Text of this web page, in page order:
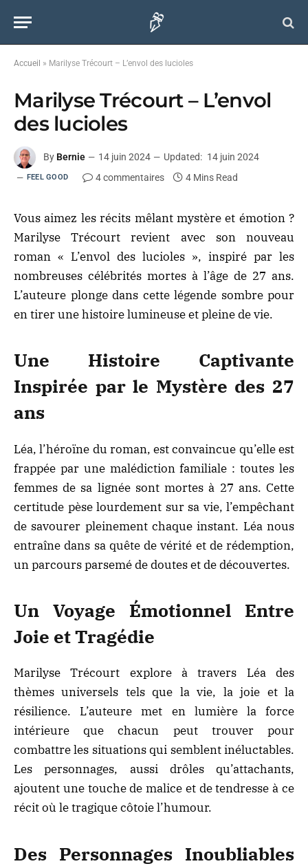
Accueil » Marilyse Trécourt – L’envol des lucioles
Marilyse Trécourt – L’envol
des lucioles
By Bernie 14 juin 2024 Updated: 14 juin 2024
FEEL GOOD 4 commentaires 4 Mins Read
Vous aimez les récits mêlant mystère et émotion ?
Marilyse Trécourt revient avec son nouveau
roman « L’envol des lucioles », inspiré par les
nombreuses célébrités mortes à l’âge de 27 ans.
L’auteure plonge dans cette légende sombre pour
en tirer une histoire lumineuse et pleine de vie.
Une Histoire Captivante
Inspirée par le Mystère des 27
ans
Léa, l’héroïne du roman, est convaincue qu’elle est
frappée par une malédiction familiale : toutes les
femmes de sa lignée sont mortes à 27 ans. Cette
certitude pèse lourdement sur sa vie, l’empêchant
de savourer pleinement chaque instant. Léa nous
entraîne dans sa quête de vérité et de rédemption,
un parcours parsemé de doutes et de découvertes.
Un Voyage Émotionnel Entre
Joie et Tragédie
Marilyse Trécourt explore à travers Léa des
thèmes universels tels que la vie, la joie et la
résilience. L’auteure met en lumière la force
intérieure que chacun peut trouver pour
combattre les situations qui semblent inéluctables.
Les personnages, aussi drôles qu’attachants,
ajoutent une touche de malice et de tendresse à ce
récit où le tragique côtoie l’humour.
Des Personnages Inoubliables